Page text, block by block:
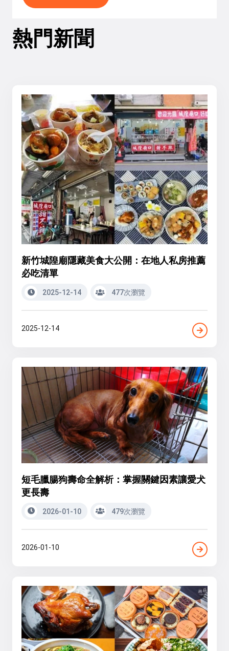
熱門新聞
新竹城隍廟隱藏美食大公開：在地人私房推薦
必吃清單
2025-12-14 477次瀏覽
2025-12-14
短毛臘腸狗壽命全解析：掌握關鍵因素讓愛犬
更長壽
2026-01-10 479次瀏覽
2026-01-10